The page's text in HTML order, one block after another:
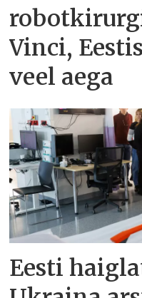
Vinci,
veel aega
Eesti